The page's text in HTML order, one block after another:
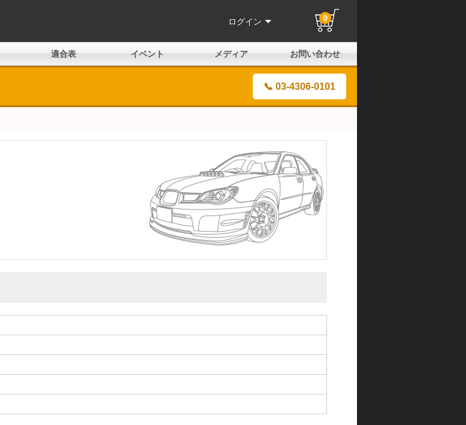
ログイン 0
適合表 イベント メディア お問い合わせ
📞 03-4306-0101